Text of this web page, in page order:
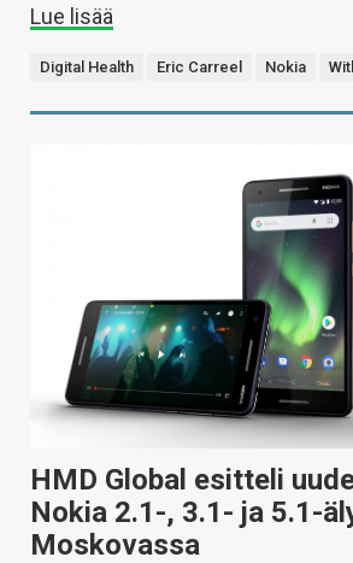
Lue lisää
Digital Health Eric Carreel Nokia
HMD Global esitteli
Nokia 2.1-, 3.1- ja 5.1-
Moskovassa